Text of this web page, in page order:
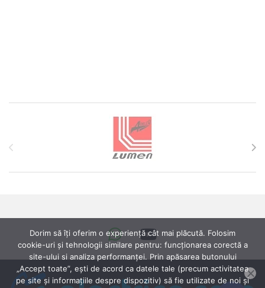
Dorim să îți oferim o experiență cât mai plăcută. Folosim
cookie-uri și tehnologii similare pentru: funcționarea corectă a
site-ului si analiza performanței. Prin apăsarea butonului
„Accept toate”, ești de acord ca datele tale (precum activitatea
pe site și informațiile despre dispozitiv) să fie utilizate de noi și